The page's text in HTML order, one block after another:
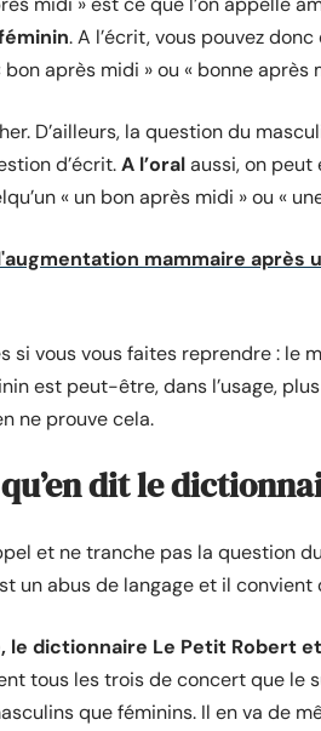
. A l’écrit, vous pouvez
bon après midi » ou « bonne après
D’ailleurs, la question du
d’écrit.A l’oralaussi, on
« un bon après midi » ou «
mammaire après
si vous vous faites reprendre : le
est peut-être, dans l’usage,
ne prouve cela.
dit le
et ne tranche pas la question
un abus de langage et il
le dictionnaire Le Petit Robert et
tous les trois de concert que le
que féminins. Il en va de